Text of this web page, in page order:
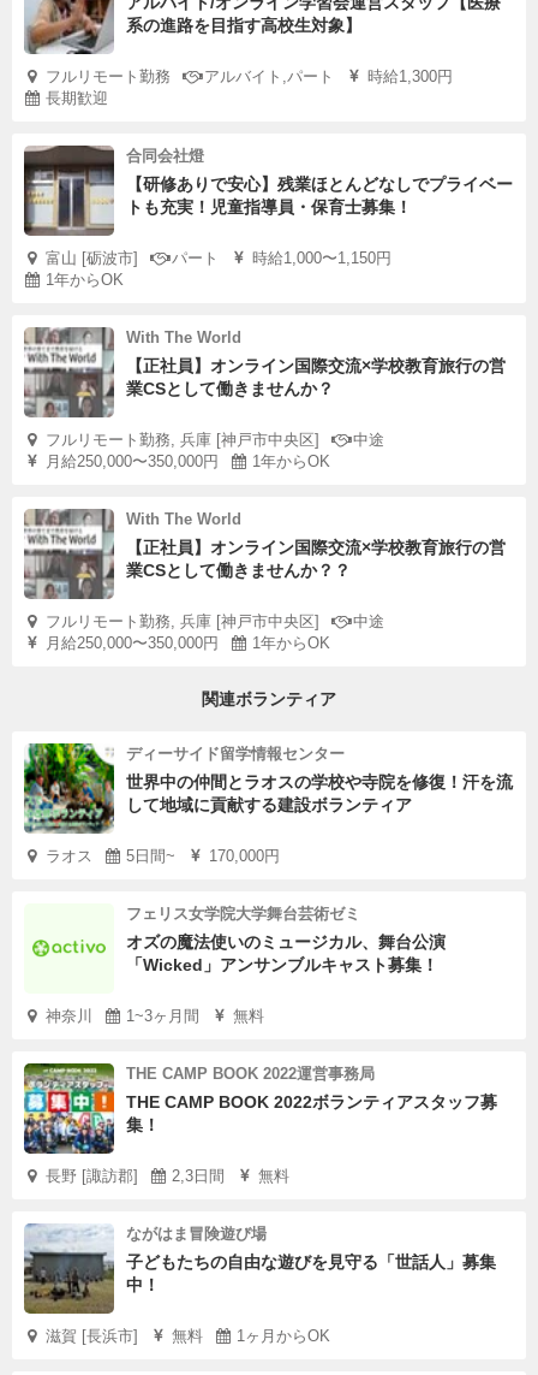
系の進路を目指す高校生対象】
フルリモート勤務 アルバイト,パート
時給1,300円
長期歓迎
合同会社燈
【研修ありで安心】残業ほとんどなしでプライベー
トも充実！児童指導員・保育士募集！
富山 [砺波市] パート
時給1,000〜1,150円
1年からOK
With The World
【正社員】オンライン国際交流×学校教育旅行の営
業CSとして働きませんか？
フルリモート勤務, 兵庫 [神戸市中央区]
中途
月給250,000〜350,000円
1年からOK
With The World
【正社員】オンライン国際交流×学校教育旅行の営
業CSとして働きませんか？？
フルリモート勤務, 兵庫 [神戸市中央区]
中途
月給250,000〜350,000円
1年からOK
関連ボランティア
ディーサイド留学情報センター
世界中の仲間とラオスの学校や寺院を修復！汗を流
して地域に貢献する建設ボランティア
ラオス 5日間~ 170,000円
フェリス女学院大学舞台芸術ゼミ
オズの魔法使いのミュージカル、舞台公演
「Wicked」アンサンブルキャスト募集！
神奈川 1~3ヶ月間 無料
THE CAMP BOOK 2022運営事務局
THE CAMP BOOK 2022ボランティアスタッフ募
集！
長野 [諏訪郡] 2,3日間 無料
ながはま冒険遊び場
子どもたちの自由な遊びを見守る「世話人」募集
中！
滋賀 [長浜市] 無料 1ヶ月からOK